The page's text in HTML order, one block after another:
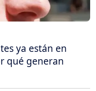
ya están en
qué generan